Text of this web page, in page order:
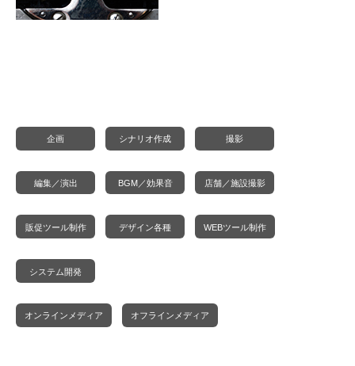
企画 シナリオ作成 撮影
編集／演出 BGM／効果音 店舗／施設撮影
販促ツール制作 デザイン各種 WEBツール制作
システム開発
オンラインメディア オフラインメディア